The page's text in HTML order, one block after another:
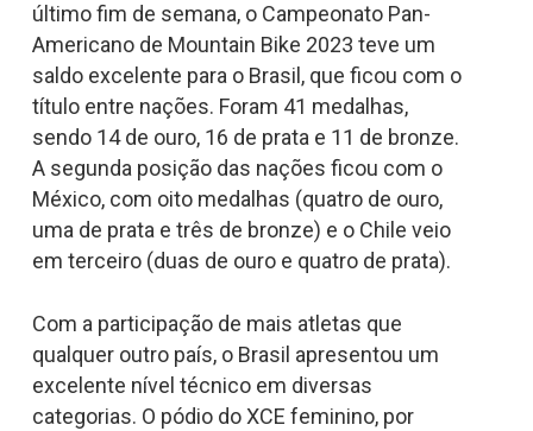
último fim de semana, o Campeonato Pan-
Americano de Mountain Bike 2023 teve um
saldo excelente para o Brasil, que ficou com o
título entre nações. Foram 41 medalhas,
sendo 14 de ouro, 16 de prata e 11 de bronze.
A segunda posição das nações ficou com o
México, com oito medalhas (quatro de ouro,
uma de prata e três de bronze) e o Chile veio
em terceiro (duas de ouro e quatro de prata).
Com a participação de mais atletas que
qualquer outro país, o Brasil apresentou um
excelente nível técnico em diversas
categorias. O pódio do XCE feminino, por